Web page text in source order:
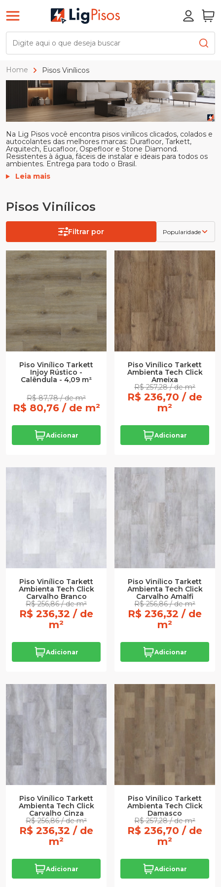
Home Pisos Vinílicos
Na Lig Pisos você encontra pisos vinílicos clicados, colados e
autocolantes das melhores marcas: Durafloor, Tarkett,
Arquitech, Eucafloor, Ospefloor e Stone Diamond.
Resistentes à água, fáceis de instalar e ideais para todos os
ambientes. Entrega para todo o Brasil.
Leia mais
Pisos Vinílicos
Filtrar por Popularidade
Piso Vinílico Tarkett
Injoy Rústico -
Calêndula - 4,09 m²
R$ 87,78 / de m²
R$ 80,76 / de m²
Adicionar
Piso Vinílico Tarkett
Ambienta Tech Click
Ameixa
R$ 257,28 / de m²
R$ 236,70 / de
m²
Adicionar
Piso Vinílico Tarkett
Ambienta Tech Click
Carvalho Branco
R$ 256,86 / de m²
R$ 236,32 / de
m²
Adicionar
Piso Vinílico Tarkett
Ambienta Tech Click
Carvalho Amalfi
R$ 256,86 / de m²
R$ 236,32 / de
m²
Adicionar
Piso Vinílico Tarkett
Ambienta Tech Click
Carvalho Cinza
R$ 256,86 / de m²
R$ 236,32 / de
m²
Adicionar
Piso Vinílico Tarkett
Ambienta Tech Click
Damasco
R$ 257,28 / de m²
R$ 236,70 / de
m²
Adicionar